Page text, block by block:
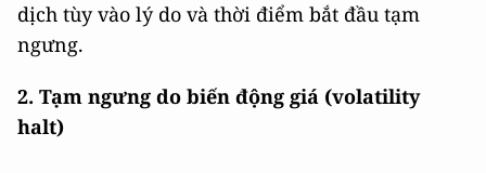
dịch tùy vào lý do và thời điểm bắt đầu tạm
ngưng.
2. Tạm ngưng do biến động giá (volatility
halt)